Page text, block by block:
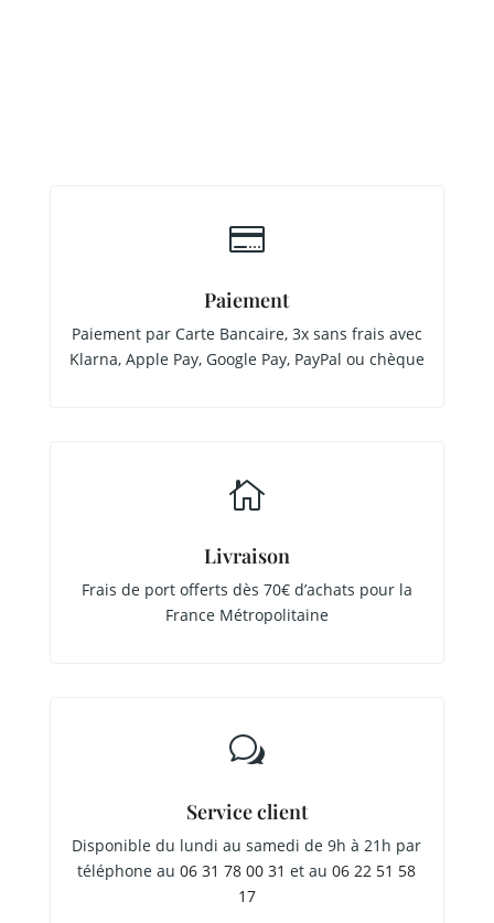

Paiement
Paiement par Carte Bancaire, 3x sans frais avec
Klarna, Apple Pay, Google Pay, PayPal ou chèque

Livraison
Frais de port offerts dès 70€ d’achats pour la
France Métropolitaine
w
Service client
Disponible du lundi au samedi de 9h à 21h par
téléphone au06 31 78 00 31 et au06 22 51 58
17